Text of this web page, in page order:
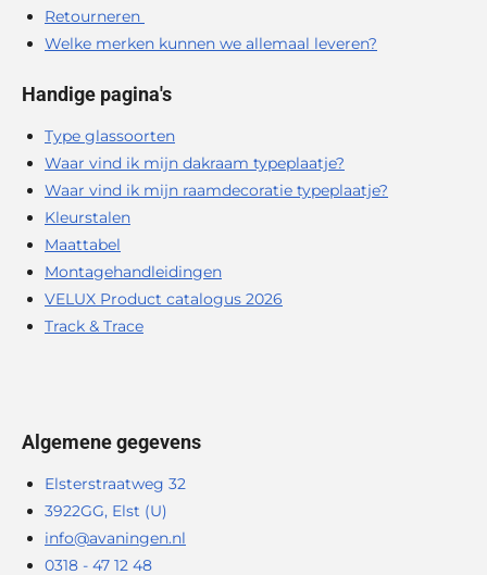
Retourneren
Welke merken kunnen we allemaal leveren?
Handige pagina's
Type glassoorten
Waar vind ik mijn dakraam typeplaatje?
Waar vind ik mijn raamdecoratie typeplaatje?
Kleurstalen
Maattabel
Montagehandleidingen
VELUX Product catalogus 2026
Track & Trace
Algemene gegevens
Elsterstraatweg 32
3922GG, Elst (U)
info@avaningen.nl
0318 - 47 12 48